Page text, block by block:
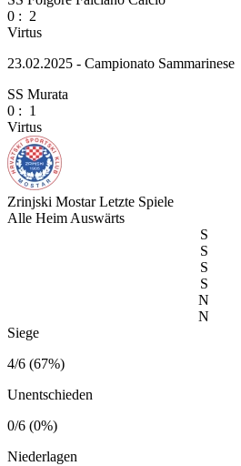
0 : 2
Virtus
23.02.2025 - Campionato Sammarinese
SS Murata
0 : 1
Virtus
Zrinjski Mostar Letzte Spiele
Alle Heim Auswärts
S
S
S
S
N
N
Siege
4/6 (67%)
Unentschieden
0/6 (0%)
Niederlagen